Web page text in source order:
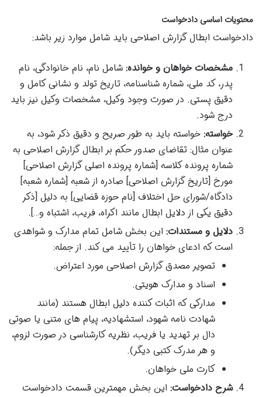
محتویات اساسی دادخواست
دادخواست ابطال گزارش اصلاحی باید شامل موارد زیر باشد:
مشخصات خواهان و خوانده: شامل نام، نام خانوادگی، نام
پدر، کد ملی، شماره شناسنامه، تاریخ تولد و نشانی کامل و
دقیق پستی. در صورت وجود وکیل، مشخصات وکیل نیز باید
درج شود.
خواسته: خواسته باید به طور صریح و دقیق ذکر شود، به
عنوان مثال: تقاضای صدور حکم بر ابطال گزارش اصلاحی به
شماره پرونده کلاسه [شماره پرونده اصلی گزارش اصلاحی]
مورخ [تاریخ گزارش اصلاحی] صادره از شعبه [شماره شعبه]
دادگاه/شورای حل اختلاف [نام حوزه قضایی] به دلیل [ذکر
دقیق یکی از دلایل ابطال مانند اکراه، فریب، اشتباه و…].
دلایل و مستندات: این بخش شامل تمام مدارک و شواهدی
است که ادعای خواهان را تأیید می کند. از جمله:
تصویر مصدق گزارش اصلاحی مورد اعتراض.
اسناد و مدارک هویتی.
مدارکی که اثبات کننده دلیل ابطال هستند (مانند
شهادت نامه شهود، استشهادیه، پیام های متنی یا صوتی
دال بر تهدید یا فریب، نظریه کارشناسی در صورت لزوم،
و هر مدرک کتبی دیگر).
کارت ملی خواهان.
شرح دادخواست: این بخش مهمترین قسمت دادخواست